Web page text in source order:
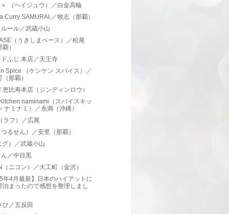
（ヘイジュウ）／白金高輪
Curry SAMURAI.／牧志（那覇）
ール／武蔵小山
（うきしまベース）／松尾
）
ふじ 本店／天王寺
Spice （ケンケン スパイス）／
（那覇）
恵比寿本店（ジンディンロウ）
naminami（スパイスキッ
ナミナミ）／糸満（沖縄）
ラフ）／広尾
るせん）／安里（那覇）
グ）／武蔵小山
／中目黒
（ニコン）／大工町（金沢）
年4月最新】日本のハイアットに
泊まったので感想を整理しまし
ひ／五反田